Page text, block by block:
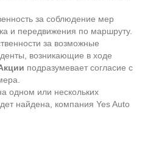
за соблюдение мер
и передвижения по маршруту.
за возможные
возникающие в ходе
подразумевает согласие с
одном или нескольких
найдена, компания Yes Auto